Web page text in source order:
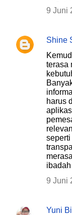
9 Juni
Shine
terasa
harus
9 Juni
Yuni